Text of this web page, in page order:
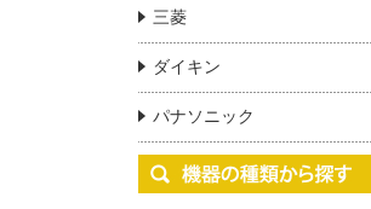
三菱
ダイキン
パナソニック